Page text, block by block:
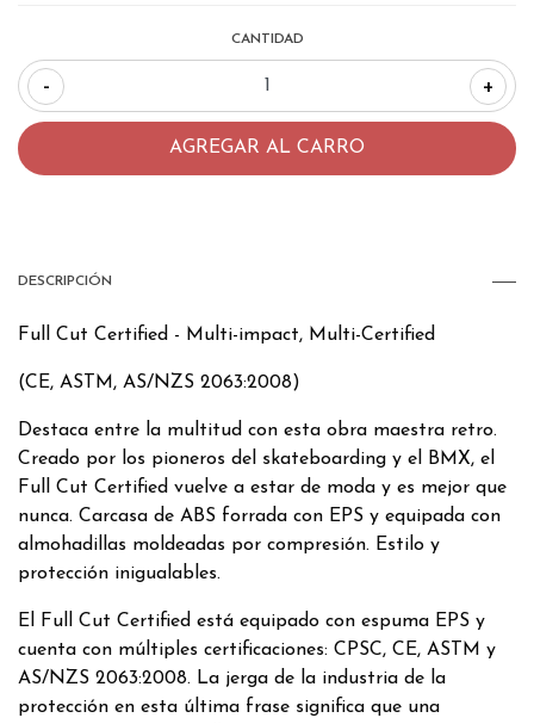
CANTIDAD
- +
DESCRIPCIÓN
Full Cut Certified - Multi-impact, Multi-Certified
(CE, ASTM, AS/NZS 2063:2008)
Destaca entre la multitud con esta obra maestra retro.
Creado por los pioneros del skateboarding y el BMX, el
Full Cut Certified vuelve a estar de moda y es mejor que
nunca. Carcasa de ABS forrada con EPS y equipada con
almohadillas moldeadas por compresión. Estilo y
protección inigualables.
El Full Cut Certified está equipado con espuma EPS y
cuenta con múltiples certificaciones: CPSC, CE, ASTM y
AS/NZS 2063:2008. La jerga de la industria de la
protección en esta última frase significa que una